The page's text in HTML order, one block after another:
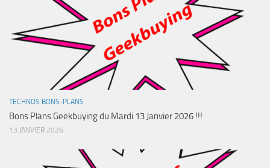
TECHNOS BONS-PLANS
Bons Plans Geekbuying du Mardi 13 Janvier 2026 !!!
13 JANVIER 2026